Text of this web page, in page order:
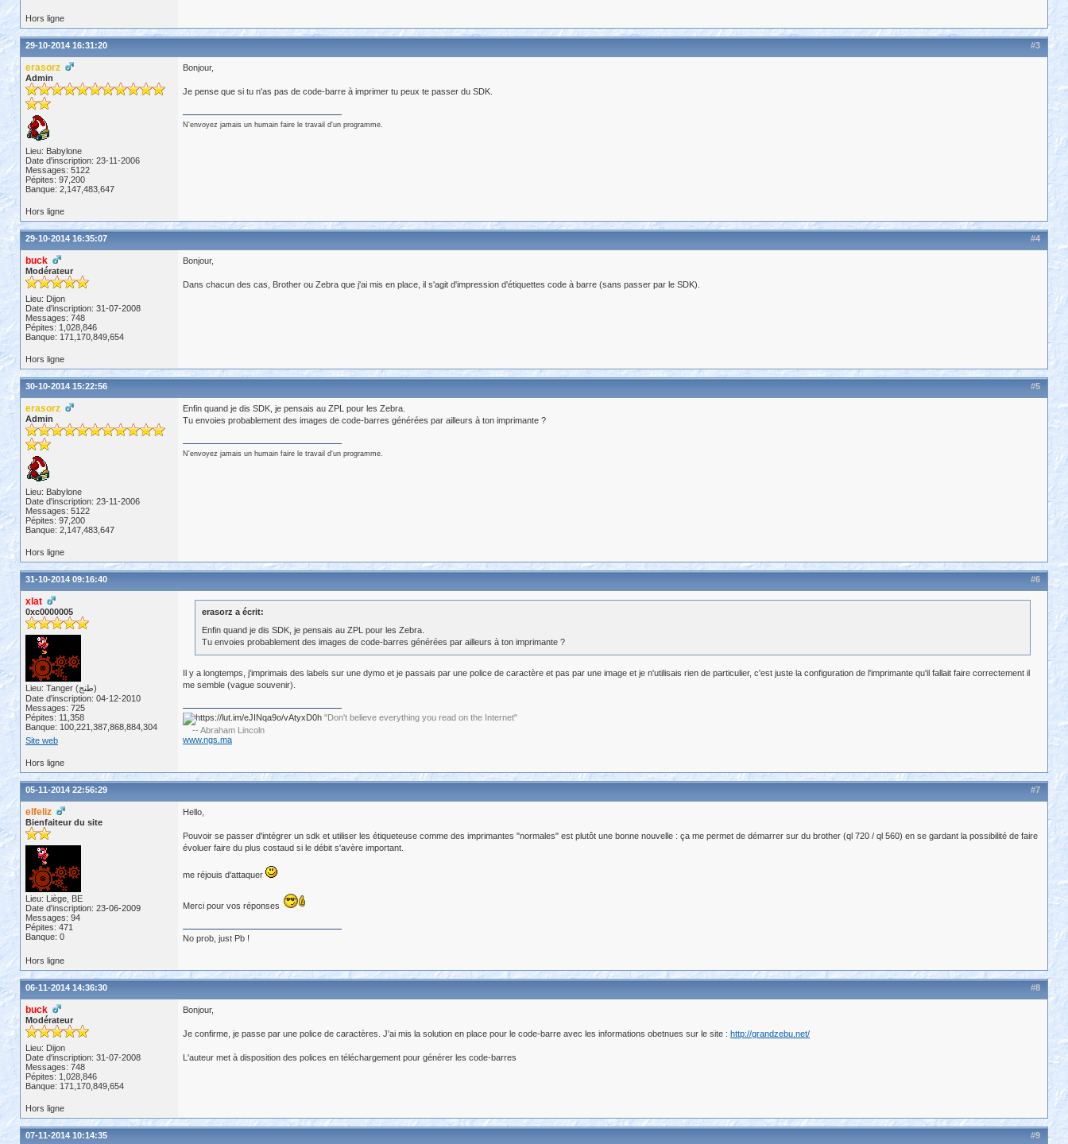
Hors ligne
#3
29-10-2014 16:31:20
erasorz
Admin
Lieu: Babylone
Date d'inscription: 23-11-2006
Messages: 5122
Pépites: 97,200
Banque: 2,147,483,647
Bonjour,
Je pense que si tu n'as pas de code-barre à imprimer tu peux te passer du SDK.
N'envoyez jamais un humain faire le travail d'un programme.
Hors ligne
#4
29-10-2014 16:35:07
buck
Modérateur
Lieu: Dijon
Date d'inscription: 31-07-2008
Messages: 748
Pépites: 1,028,846
Banque: 171,170,849,654
Bonjour,
Dans chacun des cas, Brother ou Zebra que j'ai mis en place, il s'agit d'impression d'étiquettes code à barre (sans passer par le SDK).
Hors ligne
#5
30-10-2014 15:22:56
erasorz
Admin
Lieu: Babylone
Date d'inscription: 23-11-2006
Messages: 5122
Pépites: 97,200
Banque: 2,147,483,647
Enfin quand je dis SDK, je pensais au ZPL pour les Zebra.
Tu envoies probablement des images de code-barres générées par ailleurs à ton imprimante ?
N'envoyez jamais un humain faire le travail d'un programme.
Hors ligne
#6
31-10-2014 09:16:40
xlat
0xc0000005
Lieu: Tanger (طنج)
Date d'inscription: 04-12-2010
Messages: 725
Pépites: 11,358
Banque: 100,221,387,868,884,304
Site web
erasorz a écrit:
Enfin quand je dis SDK, je pensais au ZPL pour les Zebra.
Tu envoies probablement des images de code-barres générées par ailleurs à ton imprimante ?
Il y a longtemps, j'imprimais des labels sur une dymo et je passais par une police de caractère et pas par une image et je n'utilisais rien de particulier, c'est juste la configuration de l'imprimante qu'il fallait faire correctement il
me semble (vague souvenir).
"Don't believe everything you read on the Internet"
-- Abraham Lincoln
www.ngs.ma
Hors ligne
#7
05-11-2014 22:56:29
elfeliz
Bienfaiteur du site
Lieu: Liège, BE
Date d'inscription: 23-06-2009
Messages: 94
Pépites: 471
Banque: 0
Hello,
Pouvoir se passer d'intégrer un sdk et utiliser les étiqueteuse comme des imprimantes "normales" est plutôt une bonne nouvelle : ça me permet de démarrer sur du brother (ql 720 / ql 560) en se gardant la possibilité de faire
évoluer faire du plus costaud si le débit s'avère important.
me réjouis d'attaquer
Merci pour vos réponses
No prob, just Pb !
Hors ligne
#8
06-11-2014 14:36:30
buck
Modérateur
Lieu: Dijon
Date d'inscription: 31-07-2008
Messages: 748
Pépites: 1,028,846
Banque: 171,170,849,654
Bonjour,
Je confirme, je passe par une police de caractères. J'ai mis la solution en place pour le code-barre avec les informations obetnues sur le site : http://grandzebu.net/
L'auteur met à disposition des polices en téléchargement pour générer les code-barres
Hors ligne
#9
07-11-2014 10:14:35